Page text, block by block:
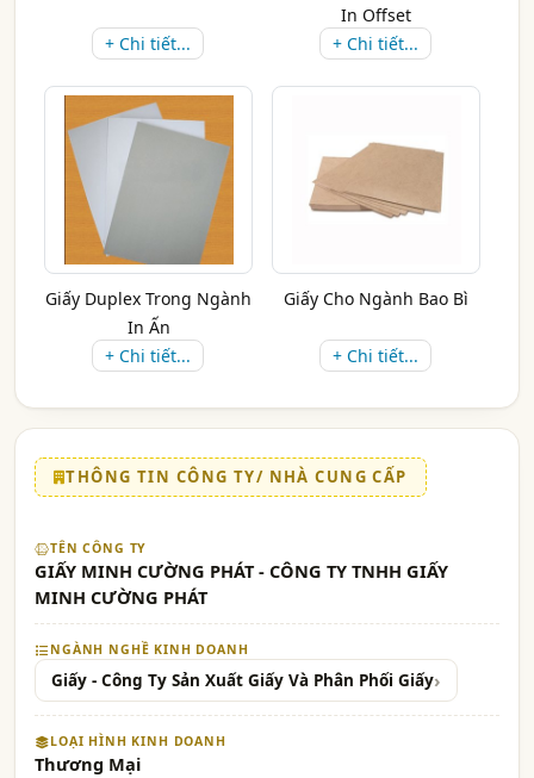
+ Chi tiết...
In Offset
+ Chi tiết...
Giấy Duplex Trong Ngành
In Ấn
+ Chi tiết...
Giấy Cho Ngành Bao Bì
+ Chi tiết...
THÔNG TIN CÔNG TY/ NHÀ CUNG CẤP
TÊN CÔNG TY
GIẤY MINH CƯỜNG PHÁT - CÔNG TY TNHH GIẤY
MINH CƯỜNG PHÁT
NGÀNH NGHỀ KINH DOANH
Giấy - Công Ty Sản Xuất Giấy Và Phân Phối Giấy
LOẠI HÌNH KINH DOANH
Thương Mại